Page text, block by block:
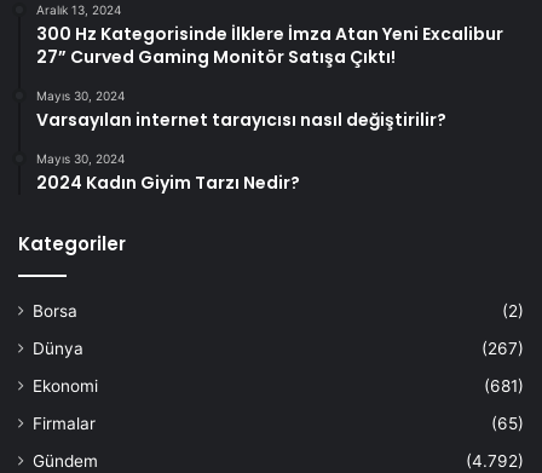
Aralık 13, 2024
300 Hz Kategorisinde İlklere İmza Atan Yeni Excalibur
27” Curved Gaming Monitör Satışa Çıktı!
Mayıs 30, 2024
Varsayılan internet tarayıcısı nasıl değiştirilir?
Mayıs 30, 2024
2024 Kadın Giyim Tarzı Nedir?
Kategoriler
Borsa
(2)
Dünya
(267)
Ekonomi
(681)
Firmalar
(65)
Gündem
(4.792)